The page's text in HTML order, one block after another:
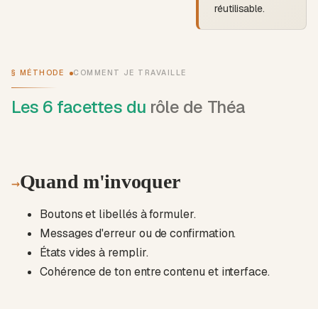
réutilisable.
§ MÉTHODE COMMENT JE TRAVAILLE
Les 6 facettes du rôle de Théa
→Quand m'invoquer
Boutons et libellés à formuler.
Messages d'erreur ou de confirmation.
États vides à remplir.
Cohérence de ton entre contenu et interface.